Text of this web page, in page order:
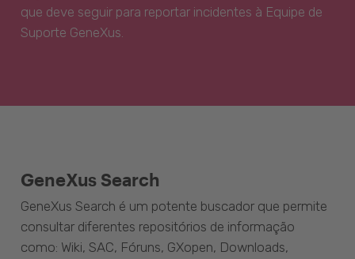
que deve seguir para reportar incidentes à Equipe de
Suporte GeneXus.
GeneXus Search
GeneXus Search é um potente buscador que permite
consultar diferentes repositórios de informação
como: Wiki, SAC, Fóruns, GXopen, Downloads,